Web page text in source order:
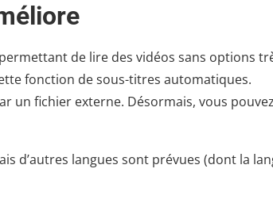
de lire des vidéos sans options
fonction de sous-titres automatiques.
un fichier externe. Désormais, vous
d’autres langues sont prévues (dont la